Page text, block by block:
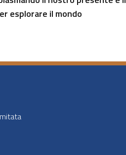
esplorare il mondo